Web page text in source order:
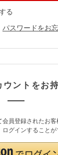
る
パスワードをお
ントをお
員登録されたお客
グインすることが